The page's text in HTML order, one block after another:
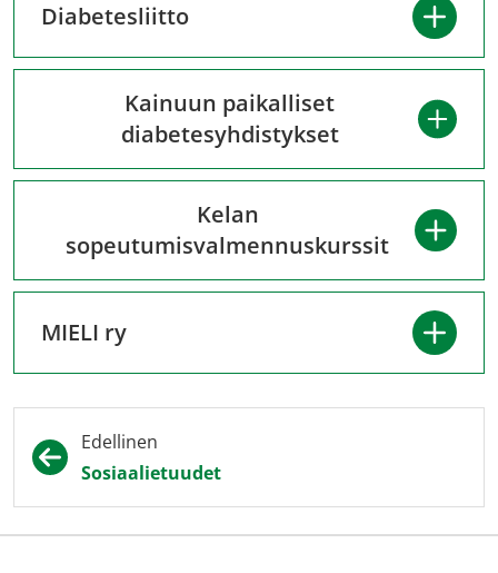
Diabetesliitto
Kainuun paikalliset
diabetesyhdistykset
Kelan
sopeutumisvalmennuskurssit
MIELI ry
Edellinen
Sosiaalietuudet